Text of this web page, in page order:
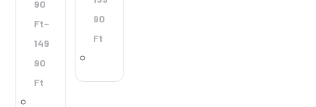
90
Ft–
149
90
Ft
90
Ft